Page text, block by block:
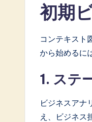
初期
コンテキスト
から始めるに
1. ステ
ビジネスアナ
え、ビジネス